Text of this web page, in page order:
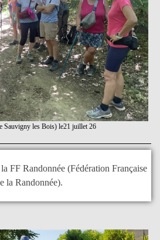
Sauvigny les Bois) le21 juillet 26
FF Randonnée (Fédération Française
la Randonnée).